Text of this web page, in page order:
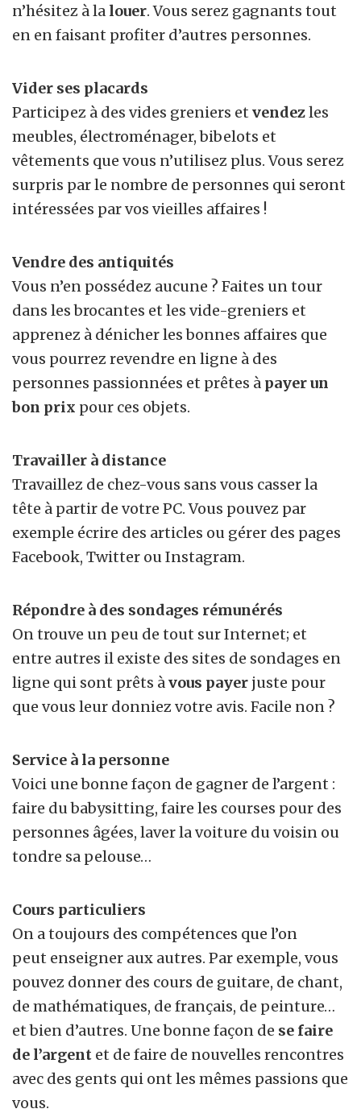
n’hésitez à la louer. Vous serez gagnants tout
en en faisant profiter d’autres personnes.
Vider ses placards
Participez à des vides greniers et vendezles
meubles, électroménager, bibelots et
vêtements que vous n’utilisez plus. Vous serez
surpris par le nombre de personnes qui seront
intéressées par vos vieilles affaires !
Vendre des antiquités
Vous n’en possédez aucune ? Faites un tour
dans les brocantes et les vide-greniers et
apprenez à dénicher les bonnes affaires que
vous pourrez revendre en ligne à des
personnes passionnées et prêtes à payer un
bon prix pour ces objets.
Travailler à distance
Travaillez de chez-vous sans vous casser la
tête à partir de votre PC. Vous pouvez par
exemple écrire des articles ou gérer des pages
Facebook, Twitter ou Instagram.
Répondre à des sondages rémunérés
On trouve un peu de tout sur Internet; et
entre autres il existe des sites de sondages en
ligne qui sont prêts à vous payer juste pour
que vous leur donniez votre avis. Facile non ?
Service à la personne
Voici une bonne façon de gagner de l’argent :
faire du babysitting, faire les courses pour des
personnes âgées, laver la voiture du voisin ou
tondre sa pelouse…
Cours particuliers
On a toujours des compétences que l’on
peut enseigner aux autres. Par exemple, vous
pouvez donner des cours de guitare, de chant,
de mathématiques, de français, de peinture…
et bien d’autres. Une bonne façon de se faire
de l’argent et de faire de nouvelles rencontres
avec des gents qui ont les mêmes passions que
vous.